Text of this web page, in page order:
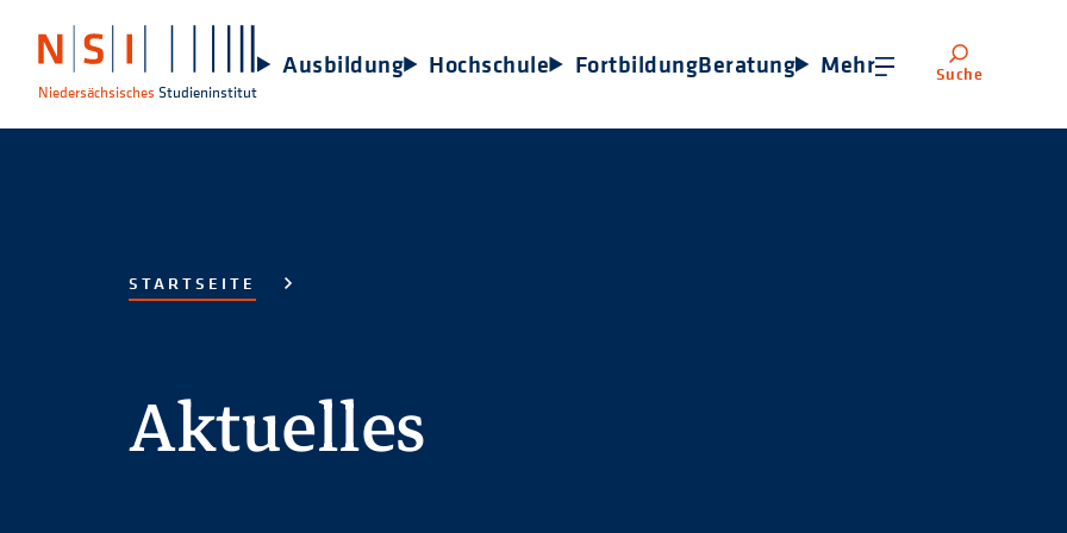
Niedersächsisches Studieninstitut
Ausbildung Hochschule FortbildungBeratung Mehr Suche
STARTSEITE
Aktuelles